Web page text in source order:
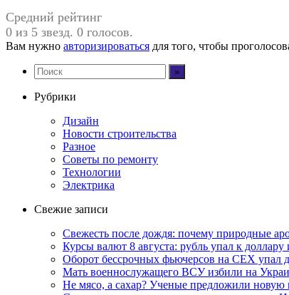
Средний рейтинг
0 из 5 звезд. 0 голосов.
Вам нужно авторизироваться для того, чтобы
Рубрики
Дизайн
Новости строительства
Разное
Советы по ремонту
Технологии
Электрика
Свежие записи
Свежесть после дождя: почему природные
Курсы валют 8 августа: рубль упал к доллару
Оборот бессрочных фьючерсов на CEX упал
Мать военнослужащего ВСУ избили на
Не мясо, а сахар? Ученые предложили новую